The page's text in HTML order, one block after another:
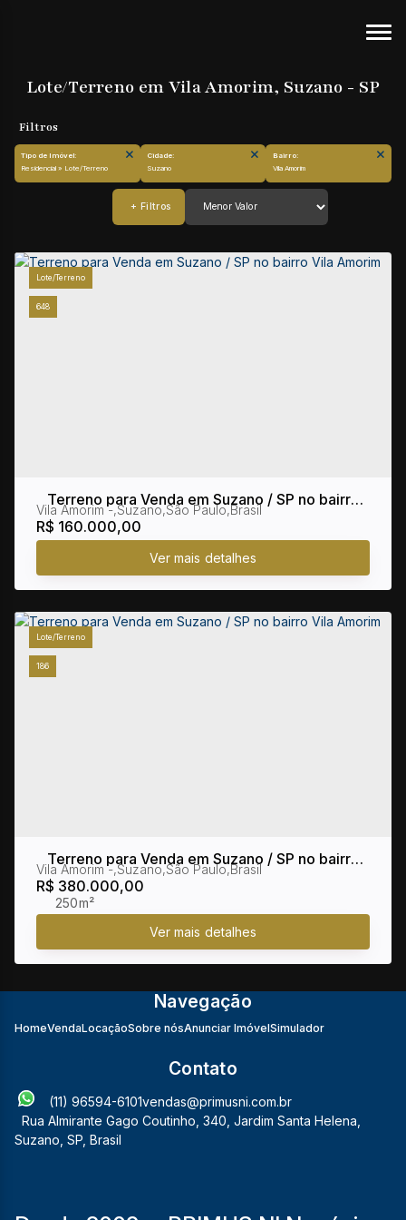
Lote/Terreno em Vila Amorim, Suzano - SP
Tipo de Imóvel:
Residencial » Lote/Terreno
Cidade:
Suzano
Bairro:
Vila Amorim
648
Lote/Terreno
Terreno para Venda em Suzano / SP no bairro
Vila Amorim
R$ 160.000,00
Vila Amorim ,Suzano,São Paulo,Brasil
186
Lote/Terreno
Terreno para Venda em Suzano / SP no bairro
Vila Amorim
R$ 380.000,00
Vila Amorim ,Suzano,São Paulo,Brasil
250m²
Navegação
HomeVendaLocaçãoSobre nósAnunciar ImóvelSimulador
Contato
(11) 96594-6101vendas@primusni.com.br
Rua Almirante Gago Coutinho 340 Jardim Santa Helena
Suzano SP Brasil